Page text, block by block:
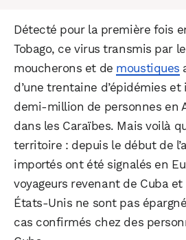
Détecté pour la première fois
Tobago, ce virus transmis par
moucherons et de moustiques
d’une trentaine d’épidémies et
demi-million de personnes en
dans les Caraïbes. Mais voilà
territoire : depuis le début de
importés ont été signalés en
voyageurs revenant de Cuba
États-Unis ne sont pas
cas confirmés chez des